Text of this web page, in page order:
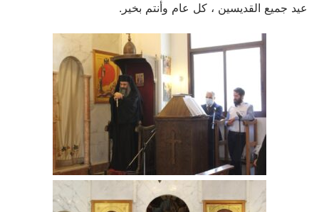
عيد جميع القديسين ، كل عام وأنتم بخير.